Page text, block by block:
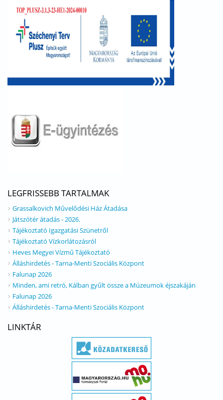
LEGFRISSEBB TARTALMAK
Grassalkovich Művelődési Ház Átadása
Játszótér átadás - 2026.
Tájékoztató Igazgatási Szünetről
Tájékoztató Vízkorlátozásról
Heves Megyei Vízmű Tájékoztató
Álláshirdetés - Tarna-Menti Szociális Központ
Falunap 2026
Minden, ami retró, Kálban gyűlt össze a Múzeumok éjszakáján
Falunap 2026
Álláshirdetés - Tarna-Menti Szociális Központ
LINKTÁR